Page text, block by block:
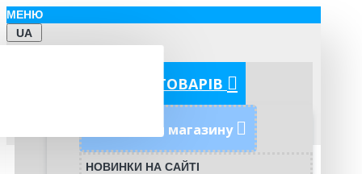
МЕНЮ
UA
КАТЕГОРІЇ ТОВАРІВ
Новинки магазину
НОВИНКИ НА САЙТІ